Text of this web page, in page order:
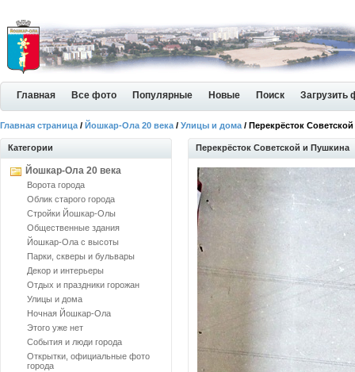
Главная Все фото Популярные Новые Поиск Загрузить
Главная страница / Йошкар-Ола 20 века / Улицы и дома / Перекрёсток
Категории
Йошкар-Ола 20 века
Ворота города
Облик старого города
Стройки Йошкар-Олы
Общественные здания
Йошкар-Ола с высоты
Парки, скверы и бульвары
Декор и интерьеры
Отдых и праздники горожан
Улицы и дома
Ночная Йошкар-Ола
Этого уже нет
События и люди города
Открытки, официальные фото
города
Перекрёсток Советской и Пушкина